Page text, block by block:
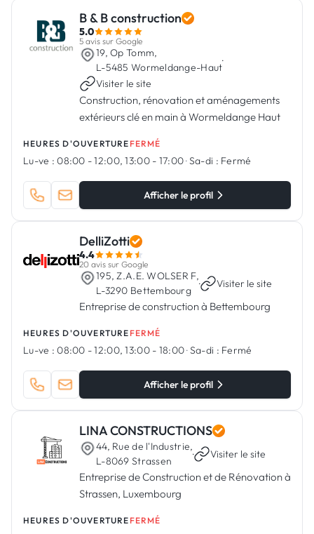
B & B construction
5.0
5 avis sur Google
19, Op Tomm,
L-5485 Wormeldange-Haut
·
Visiter le site
Construction, rénovation et aménagements
extérieurs clé en main à Wormeldange Haut
HEURES D'OUVERTURE FERMÉ
Lu-ve : 08:00 - 12:00, 13:00 - 17:00·Sa-di : Fermé
Afficher le profil
DelliZotti
4.4
20 avis sur Google
195, Z.A.E. WOLSER F,
L-3290 Bettembourg
· Visiter le site
Entreprise de construction à Bettembourg
HEURES D'OUVERTURE FERMÉ
Lu-ve : 08:00 - 12:00, 13:00 - 18:00·Sa-di : Fermé
Afficher le profil
LINA CONSTRUCTIONS
44, Rue de l'Industrie,
L-8069 Strassen
· Visiter le site
Entreprise de Construction et de Rénovation à
Strassen, Luxembourg
HEURES D'OUVERTURE FERMÉ